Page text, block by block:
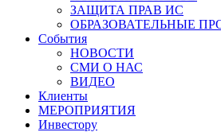
ЗАЩИТА ПРАВ ИС
ОБРАЗОВАТЕЛЬНЫЕ
События
НОВОСТИ
СМИ О НАС
ВИДЕО
Клиенты
МЕРОПРИЯТИЯ
Инвестору